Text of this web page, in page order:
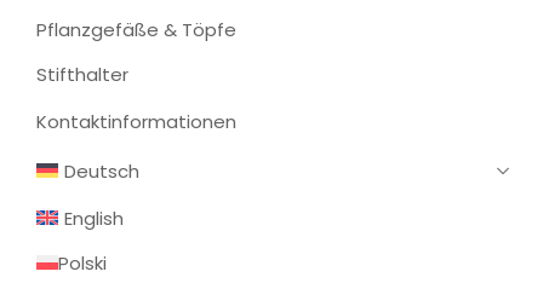
Pflanzgefäße & Töpfe
Stifthalter
Kontaktinformationen
Deutsch
English
Polski